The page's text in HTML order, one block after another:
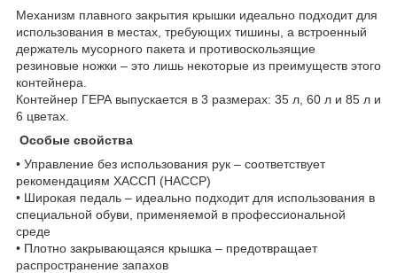
Механизм плавного закрытия крышки идеально подходит для
использования в местах, требующих тишины, а встроенный
держатель мусорного пакета и противоскользящие
резиновые ножки – это лишь некоторые из преимуществ этого
контейнера.
Контейнер ГЕРА выпускается в 3 размерах: 35 л, 60 л и 85 л и
6 цветах.
Особые свойства
• Управление без использования рук – соответствует
рекомендациям ХАССП (HACCP)
• Широкая педаль – идеально подходит для использования в
специальной обуви, применяемой в профессиональной
среде
• Плотно закрывающаяся крышка – предотвращает
распространение запахов